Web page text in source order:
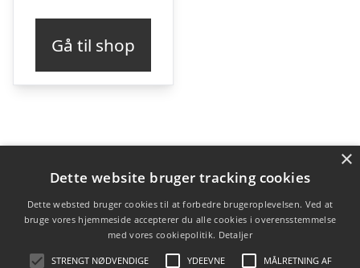
Gå til shop
Produkter
Truestory(5)
×
Dette website bruger tracking cookies
Dette websted bruger cookies til at forbedre brugeroplevelsen. Ved at
bruge vores hjemmeside accepterer du alle cookies i overensstemmelse
med vores cookiepolitik. Detaljer
STRENGT NØDVENDIGE YDEEVNE MÅLRETNING AF